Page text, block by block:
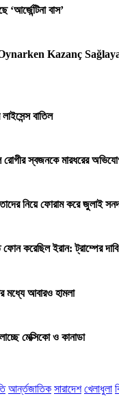
‘আর্জেন্টিনা বাস’
Kazanç
বাতিল
রোগীর স্বজনকে মারধরের
নিয়ে ফোরাম করে জুলাই
করেছিল ইরান: ট্রাম্পের দাবি
মধ্যে আবারও হামলা
মেক্সিকো ও কানাডা
আর্ন্তজাতিক সারাদেশ খেলাধুলা